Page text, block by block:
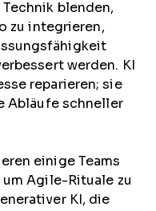
blenden,
zu integrieren,
werden. KI
reparieren; sie
Abläufe schneller
einige Teams
Agile-Rituale zu
KI, die